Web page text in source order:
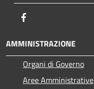
AMMINISTRAZIONE
Organi di Governo
Aree Amministrative